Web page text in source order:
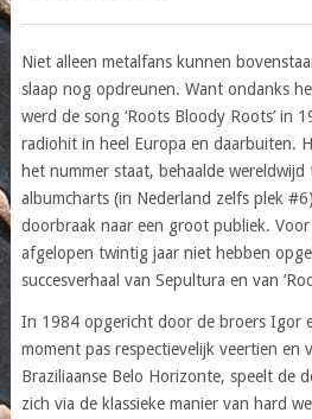
Niet alleen metalfans kunnen
slaap nog opdreunen. Want ondanks
werd de song ‘Roots Bloody Roots’ in
radiohit in heel Europa en daarbuiten.
het nummer staat, behaalde
albumcharts (in Nederland zelfs plek
doorbraak naar een groot publiek.
afgelopen twintig jaar niet hebben
succesverhaal van Sepultura en van
In 1984 opgericht door de broers Igor
moment pas respectievelijk veertien en
Braziliaanse Belo Horizonte, speelt de
zich via de klassieke manier van hard